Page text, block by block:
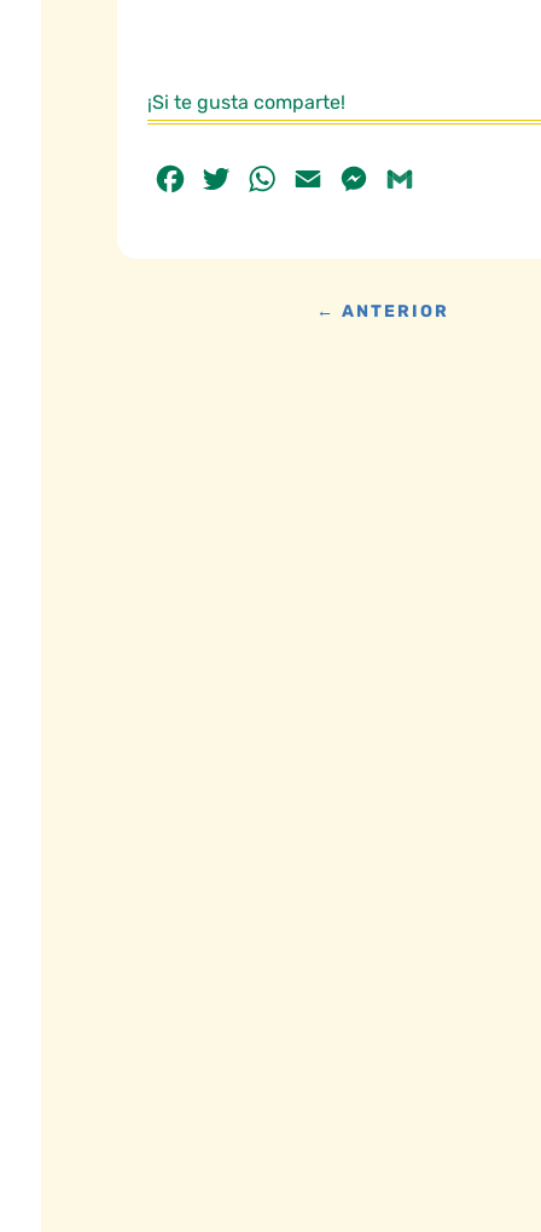
¡Si te gusta comparte!
Facebook
TwitterWhatsApp
Email Messenger
←ANTERIOR